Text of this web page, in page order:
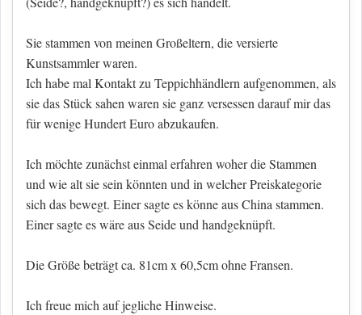
Sie stammen von meinen Großeltern, die versierte
Kunstsammler waren.
Ich habe mal Kontakt zu Teppichhändlern aufgenommen, als
sie das Stück sahen waren sie ganz versessen darauf mir das
für wenige Hundert Euro abzukaufen.
Ich möchte zunächst einmal erfahren woher die Stammen
und wie alt sie sein könnten und in welcher Preiskategorie
sich das bewegt. Einer sagte es könne aus China stammen.
Einer sagte es wäre aus Seide und handgeknüpft.
Die Größe beträgt ca. 81cm x 60,5cm ohne Fransen.
Ich freue mich auf jegliche Hinweise.